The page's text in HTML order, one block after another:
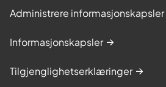
Administrere informasjonskapsler
Informasjonskapsler
Tilgjenglighetserklæringer